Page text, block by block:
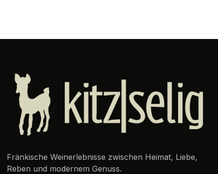
Fränkische Weinerlebnisse zwischen Heimat, Liebe,
Reben und modernem Genuss.